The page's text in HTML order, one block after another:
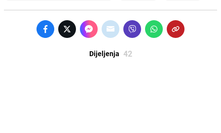
Dijeljenja 42